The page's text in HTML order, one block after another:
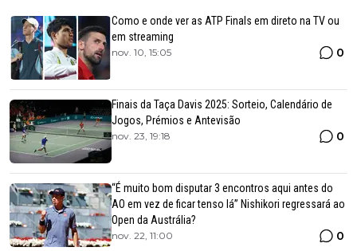
Como e onde ver as ATP Finals em direto na TV ou
em streaming
nov. 10, 15:05 0
Finais da Taça Davis 2025: Sorteio, Calendário de
Jogos, Prémios e Antevisão
nov. 23, 19:18 0
“É muito bom disputar 3 encontros aqui antes do
AO em vez de ficar tenso lá” Nishikori regressará ao
Open da Austrália?
nov. 22, 11:00 0